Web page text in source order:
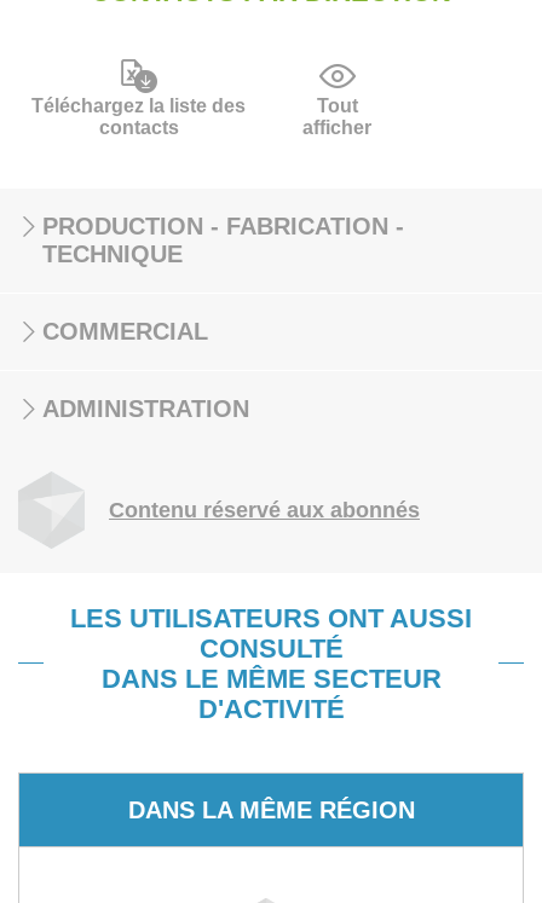
Téléchargez la liste des
contacts
Tout
afficher
PRODUCTION - FABRICATION -
TECHNIQUE
COMMERCIAL
ADMINISTRATION
Contenu réservé aux abonnés
LES UTILISATEURS ONT AUSSI
CONSULTÉ
DANS LE MÊME SECTEUR
D'ACTIVITÉ
DANS LA MÊME RÉGION